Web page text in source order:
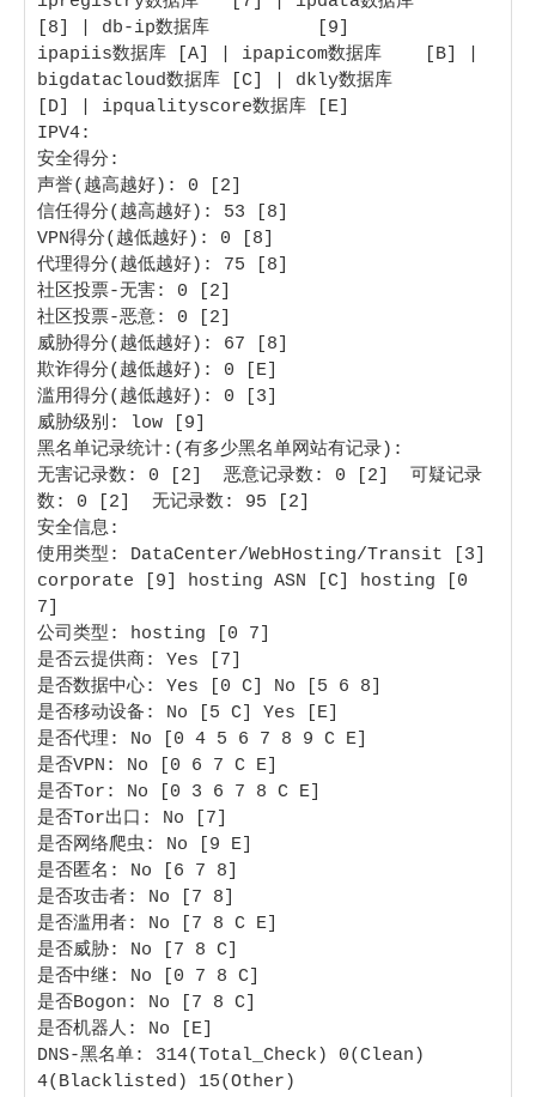
[8] | db-ip数据库          [9]
ipapiis数据库 [A] | ipapicom数据库    [B] |
bigdatacloud数据库 [C] | dkly数据库
[D] | ipqualityscore数据库 [E]
IPV4:
安全得分:
声誉(越高越好): 0 [2]
信任得分(越高越好): 53 [8]
VPN得分(越低越好): 0 [8]
代理得分(越低越好): 75 [8]
社区投票-无害: 0 [2]
社区投票-恶意: 0 [2]
威胁得分(越低越好): 67 [8]
欺诈得分(越低越好): 0 [E]
滥用得分(越低越好): 0 [3]
威胁级别: low [9]
黑名单记录统计:(有多少黑名单网站有记录):
无害记录数: 0 [2]  恶意记录数: 0 [2]  可疑记录
数: 0 [2]  无记录数: 95 [2]
安全信息:
使用类型: DataCenter/WebHosting/Transit [3]
corporate [9] hosting ASN [C] hosting [0
7]
公司类型: hosting [0 7]
是否云提供商: Yes [7]
是否数据中心: Yes [0 C] No [5 6 8]
是否移动设备: No [5 C] Yes [E]
是否代理: No [0 4 5 6 7 8 9 C E]
是否VPN: No [0 6 7 C E]
是否Tor: No [0 3 6 7 8 C E]
是否Tor出口: No [7]
是否网络爬虫: No [9 E]
是否匿名: No [6 7 8]
是否攻击者: No [7 8]
是否滥用者: No [7 8 C E]
是否威胁: No [7 8 C]
是否中继: No [0 7 8 C]
是否Bogon: No [7 8 C]
是否机器人: No [E]
DNS-黑名单: 314(Total_Check) 0(Clean)
4(Blacklisted) 15(Other)